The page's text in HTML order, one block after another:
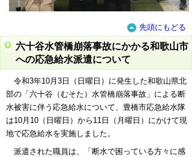
先頭にもどる
六十谷水管橋崩落事故にかかる和歌山市
への応急給水派遣について
令和3年10月3日（日曜日）に発生した和歌山県北
部の「六十谷（むそた）水管橋崩落事故」による断
水被害に伴う応急給水について、豊橋市応急給水隊
は10月10（日曜日）から11日（月曜日）にかけて現
地で応急給水を実施しました。
派遣された職員は、「断水で困っている方々に感